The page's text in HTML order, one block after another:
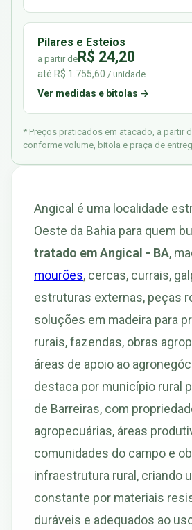
Pilares e Esteios
a partir deR$ 24,20
até R$ 1.755,60 / unidade
Ver medidas e bitolas →
* Preços praticados em atacado, a partir
conforme volume, bitola e praça de
Angical é uma localidade
Oeste da Bahia para quem
tratado em Angical - BA,
mourões, cercas, currais,
estruturas externas, peças
soluções em madeira para
rurais, fazendas, obras
áreas de apoio ao
destaca por município rural
de Barreiras, com
agropecuárias, áreas
comunidades do campo e
infraestrutura rural, criando
constante por materiais
duráveis e adequados ao